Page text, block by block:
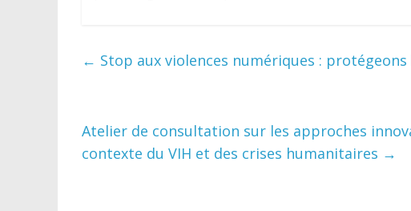
← Stop aux violences numériques :
Atelier de consultation sur les approches
contexte du VIH et des crises humanitaires →